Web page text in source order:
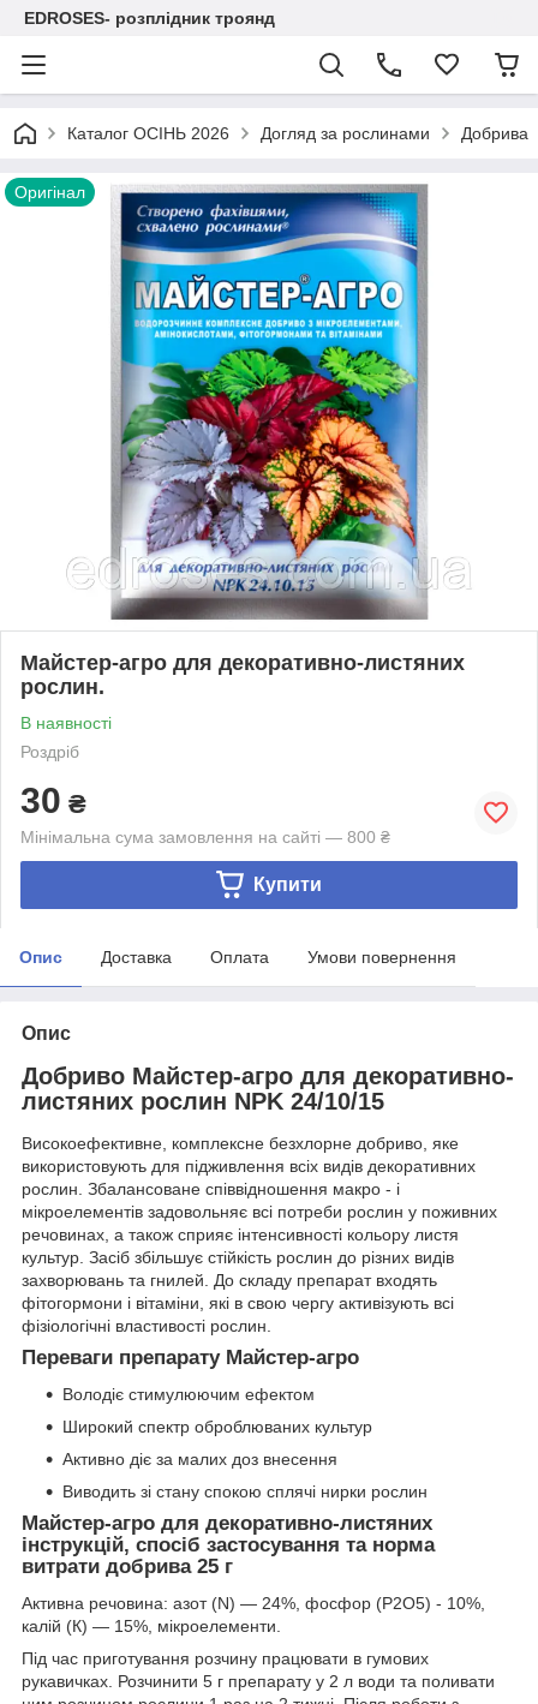
EDROSES- розплідник троянд
Каталог ОСІНЬ 2026 Догляд за рослинами Добрива
Оригінал
Майстер-агро для декоративно-листяних
рослин.
В наявності
Роздріб
30 ₴
Мінімальна сума замовлення на сайті — 800 ₴
Купити
Опис Доставка Оплата Умови повернення
Опис
Добриво Майстер-агро для декоративно-
листяних рослин NPK 24/10/15
Високоефективне, комплексне безхлорне добриво, яке
використовують для підживлення всіх видів декоративних
рослин. Збалансоване співвідношення макро - і
мікроелементів задовольняє всі потреби рослин у поживних
речовинах, а також сприяє інтенсивності кольору листя
культур. Засіб збільшує стійкість рослин до різних видів
захворювань та гнилей. До складу препарат входять
фітогормони і вітаміни, які в свою чергу активізують всі
фізіологічні властивості рослин.
Переваги препарату Майстер-агро
Володіє стимулюючим ефектом
Широкий спектр оброблюваних культур
Активно діє за малих доз внесення
Виводить зі стану спокою сплячі нирки рослин
Майстер-агро для декоративно-листяних
інструкцій, спосіб застосування та норма
витрати добрива 25 г
Активна речовина: азот (N) — 24%, фосфор (P2O5) - 10%,
калій (К) — 15%, мікроелементи.
Під час приготування розчину працювати в гумових
рукавичках. Розчинити 5 г препарату у 2 л води та поливати